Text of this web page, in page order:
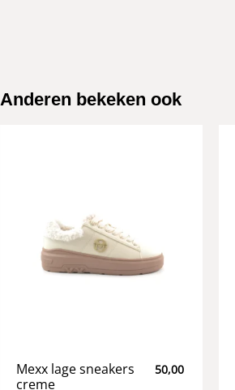
Anderen bekeken ook
Mexx lage sneakers
creme
50,00